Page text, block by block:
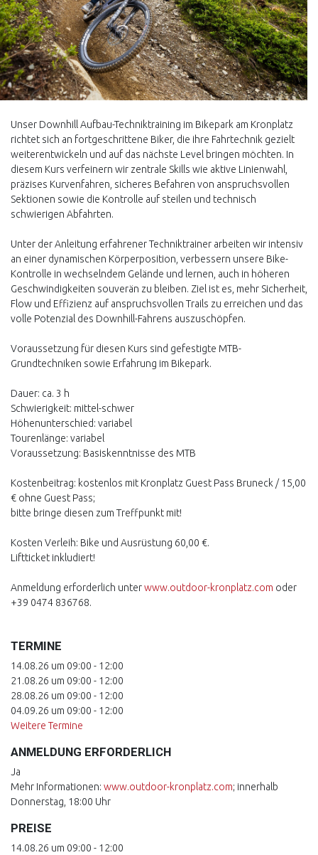
Unser Downhill Aufbau-Techniktraining im Bikepark am Kronplatz
richtet sich an fortgeschrittene Biker, die ihre Fahrtechnik gezielt
weiterentwickeln und auf das nächste Level bringen möchten. In
diesem Kurs verfeinern wir zentrale Skills wie aktive Linienwahl,
präzises Kurvenfahren, sicheres Befahren von anspruchsvollen
Sektionen sowie die Kontrolle auf steilen und technisch
schwierigen Abfahrten.
Unter der Anleitung erfahrener Techniktrainer arbeiten wir intensiv
an einer dynamischen Körperposition, verbessern unsere Bike-
Kontrolle in wechselndem Gelände und lernen, auch in höheren
Geschwindigkeiten souverän zu bleiben. Ziel ist es, mehr Sicherheit,
Flow und Effizienz auf anspruchsvollen Trails zu erreichen und das
volle Potenzial des Downhill-Fahrens auszuschöpfen.
Voraussetzung für diesen Kurs sind gefestigte MTB-
Grundtechniken sowie Erfahrung im Bikepark.
Dauer: ca. 3 h
Schwierigkeit: mittel-schwer
Höhenunterschied: variabel
Tourenlänge: variabel
Voraussetzung: Basiskenntnisse des MTB
Kostenbeitrag: kostenlos mit Kronplatz Guest Pass Bruneck / 15,00
€ ohne Guest Pass;
bitte bringe diesen zum Treffpunkt mit!
Kosten Verleih: Bike und Ausrüstung 60,00 €.
Liftticket inkludiert!
Anmeldung erforderlich unterwww.outdoor-kronplatz.com oder
+39 0474 836768.
TERMINE
14.08.26 um 09:00 - 12:00
21.08.26 um 09:00 - 12:00
28.08.26 um 09:00 - 12:00
04.09.26 um 09:00 - 12:00
Weitere Termine
ANMELDUNG ERFORDERLICH
Ja
Mehr Informationen: www.outdoor-kronplatz.com; innerhalb
Donnerstag, 18:00 Uhr
PREISE
14.08.26 um 09:00 - 12:00